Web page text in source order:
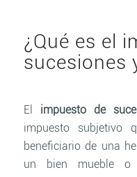
¿Qué es el
sucesiones
El impuesto de
impuesto subjetivo
beneficiario de una
un bien mueble o